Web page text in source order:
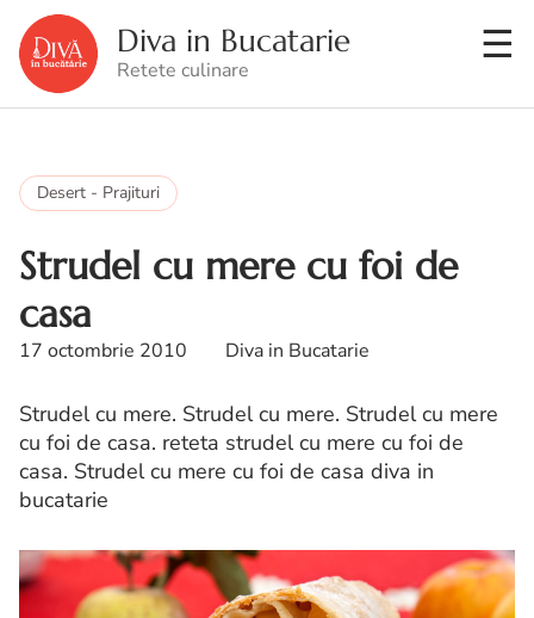
Diva in Bucatarie
Retete culinare
Desert - Prajituri
Strudel cu mere cu foi de
casa
17 octombrie 2010 Diva in Bucatarie
Strudel cu mere. Strudel cu mere. Strudel cu mere
cu foi de casa. reteta strudel cu mere cu foi de
casa. Strudel cu mere cu foi de casa diva in
bucatarie